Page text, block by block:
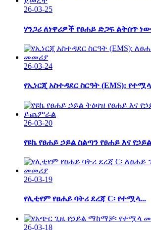
26-03-25
ሃንጋሪ ለነዋሪዎች የፀሐይ ድጋፍ ልትሰጥ
26-03-24
የኢነርጂ አስተዳደር ስርዓት (EMS): የተሟላ
26-03-20
የዩኬ የፀሐይ ኃይል ስልጣን የፀሐይ እና
26-03-19
የሊቲየም የፀሐይ ባትሪ ደረጃ C፡ የተሟላ...
26-03-18